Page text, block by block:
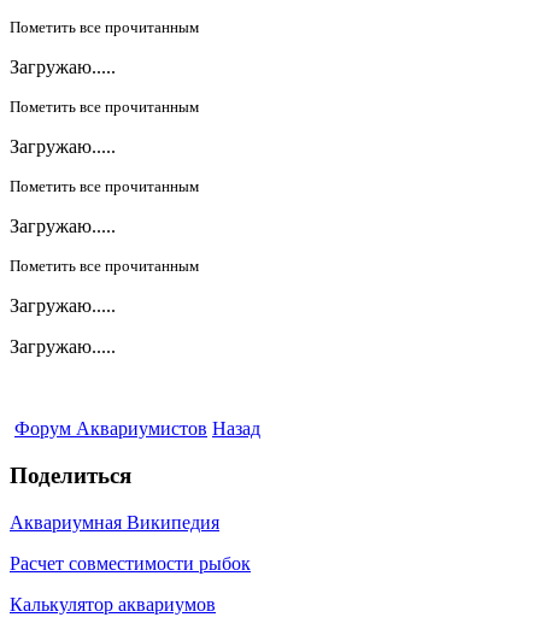
Пометить все прочитанным
Загружаю.....
Пометить все прочитанным
Загружаю.....
Пометить все прочитанным
Загружаю.....
Пометить все прочитанным
Загружаю.....
Загружаю.....
Форум Аквариумистов Назад
Поделиться
Аквариумная Википедия
Расчет совместимости рыбок
Калькулятор аквариумов